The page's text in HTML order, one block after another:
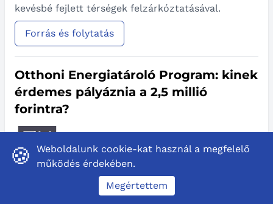
kevésbé fejlett térségek felzárkóztatásával.
Forrás és folytatás
Otthoni Energiatároló Program: kinek
érdemes pályáznia a 2,5 millió
forintra?
Január 15-án megjelent az Otthoni Energiatároló
Program pályázati felhívása, amely elsősorban
🍪
Weboldalunk cookie-kat használ a megfelelő
működés érdekében.
Megértettem